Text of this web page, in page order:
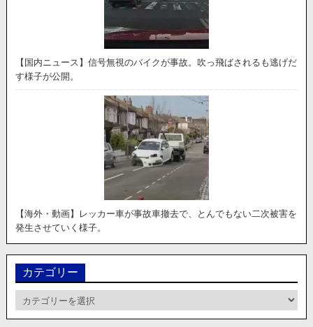
【国内ニュース】信号無視のバイクが事故。吹っ飛ばされるも逃げだ
す様子が公開。
【海外・動画】レッカー車が事故車撤去で、とんでもない二次被害を
発生させていく様子。
カテゴリー
テ